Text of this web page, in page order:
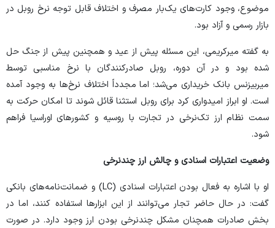
موضوع، وجود کارت‌های یک‌بار مصرف و اختلاف قابل توجه نرخ روبل در
بازار رسمی و آزاد بود.
به گفته میرکریمی، این مسئله پیش از عید و همچنین پیش از جنگ حل
شده بود و در آن دوره، روبل صادرکنندگان با نرخ مناسبی توسط
میربیزنس بانک خریداری می‌شد؛ اما مجدداً اختلاف نرخ‌ها به وجود آمده
است. او ابراز امیدواری کرد برای روبل استثنا قائل شوند تا امکان حرکت به
سمت نظام ارز تک‌نرخی در تجارت با روسیه و کشور‌های اوراسیا فراهم
شود.
وضعیت اعتبارات اسنادی و چالش ارز چندنرخی
او با اشاره به فعال بودن اعتبارات اسنادی (LC) و ضمانت‌نامه‌های بانکی
گفت: در حال حاضر تجار می‌توانند از این ابزار‌ها استفاده کنند، اما در
بخش صادرات همچنان مشکل چندنرخی بودن ارز وجود دارد. در صورت